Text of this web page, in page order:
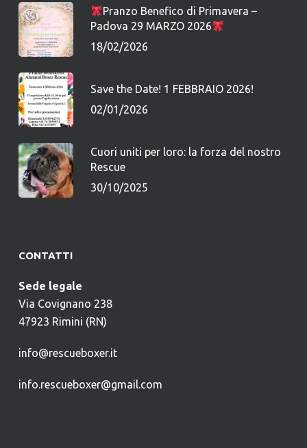
Pranzo Benefico di Primavera –
Padova 29 MARZO 2026
18/02/2026
Save the Date! 1 FEBBRAIO 2026!
02/01/2026
Cuori uniti per loro: la forza del nostro
Rescue
30/10/2025
CONTATTI
Sede legale
Via Covignano 238
47923 Rimini (RN)
info@rescueboxer.it
info.rescueboxer@gmail.com